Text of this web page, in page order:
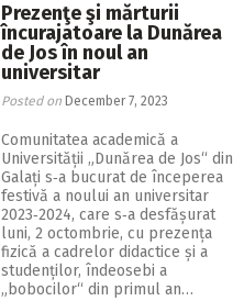
Prezenţe şi mărturii
încurajatoare la Dunărea
de Jos în noul an
universitar
Posted on December 7, 2023
Comunitatea academică a
Universității „Dunărea de Jos“ din
Galați s‑a bucurat de începerea
festivă a noului an universitar
2023‑2024, care s‑a desfășurat
luni, 2 octombrie, cu prezența
fizică a cadrelor didactice și a
studenților, îndeosebi a
„bobocilor“ din primul an…